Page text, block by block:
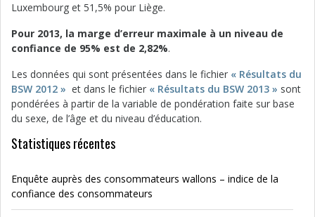
Luxembourg et 51,5% pour Liège.
Pour 2013, la marge d’erreur maximale à un niveau de
confiance de 95% est de 2,82%.
Les données qui sont présentées dans le fichier « Résultats du
BSW 2012 » et dans le fichier « Résultats du BSW 2013 » sont
pondérées à partir de la variable de pondération faite sur base
du sexe, de l’âge et du niveau d’éducation.
Statistiques récentes
Enquête auprès des consommateurs wallons – indice de la
confiance des consommateurs